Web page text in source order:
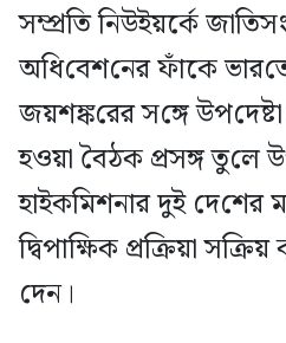
সম্প্রতি নিউইয়র্কে
অ‌ধি‌বেশ‌নের ফাঁকে
জয়শঙ্ক‌রের স‌ঙ্গে
হওয়া বৈঠক প্রসঙ্গ তু‌লে
হাইকমিশনার দুই দে‌শের
দ্বিপাক্ষিক প্রক্রিয়া
দেন।